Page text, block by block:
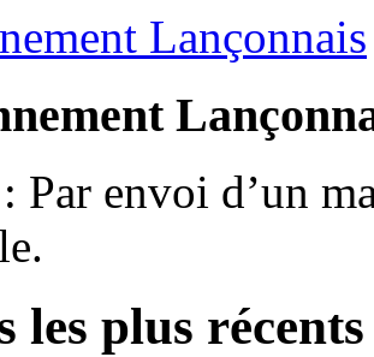
Lançonnais
Par envoi d’un
les plus récents